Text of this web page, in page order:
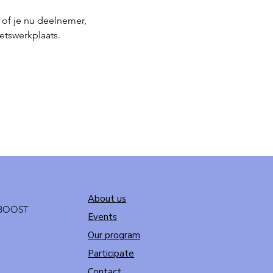
je nu deelnemer,
About us
Events
Our program
Participate